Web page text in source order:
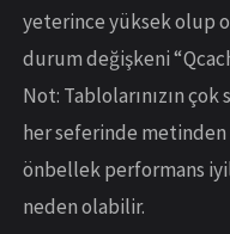
yeterince yüksek olup
durum değişkeni
Not: Tablolarınızın çok
her seferinde metinden
önbellek performans
neden olabilir.